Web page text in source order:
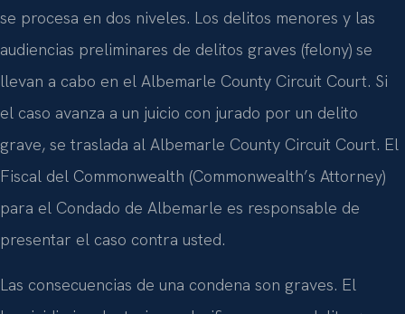
se procesa en dos niveles. Los delitos menores y las
audiencias preliminares de delitos graves (felony) se
llevan a cabo en el Albemarle County Circuit Court. Si
el caso avanza a un juicio con jurado por un delito
grave, se traslada al Albemarle County Circuit Court. El
Fiscal del Commonwealth (Commonwealth’s Attorney)
para el Condado de Albemarle es responsable de
presentar el caso contra usted.
Las consecuencias de una condena son graves. El